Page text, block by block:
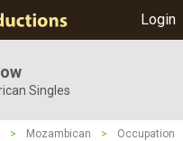
Login
Singles
> Mozambican >
Occupation